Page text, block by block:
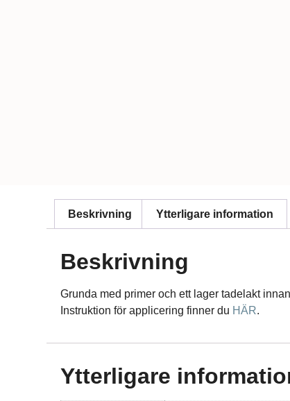
Beskrivning Ytterligare information
Beskrivning
Grunda med primer och ett lager tadelakt
Instruktion för applicering finner du HÄR.
Ytterligare